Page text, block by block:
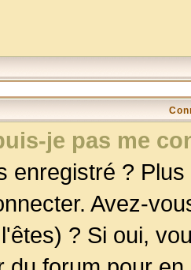
je pas me
enregistré ?
Avez-
? Si oui,